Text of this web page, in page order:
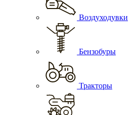
Воздуходувки
Бензобуры
Тракторы